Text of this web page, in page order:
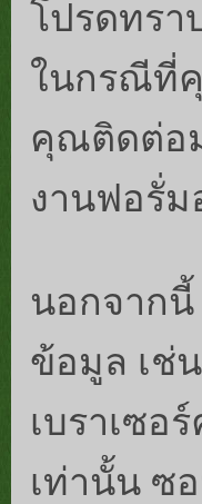
โปรดทรา
ในกรณีที่
คุณติดต่อ
งานฟอรั่ม
นอกจากนี้
ข้อมูล เช่
เบราเซอ
เท่านั้น ซ